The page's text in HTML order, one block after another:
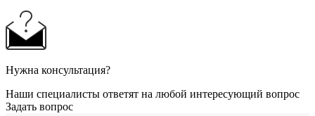
Нужна консультация?
Наши специалисты ответят на любой интересующий вопрос
Задать вопрос